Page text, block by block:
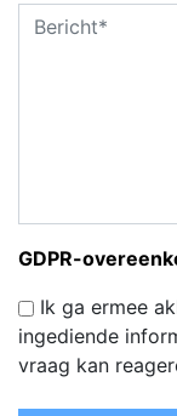
GDPR-
Ik ga ermee
ingediende
vraag kan